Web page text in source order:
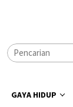
GAYA HIDUP